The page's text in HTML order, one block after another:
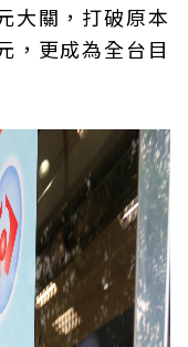
大關，打破原本
，更成為全台目